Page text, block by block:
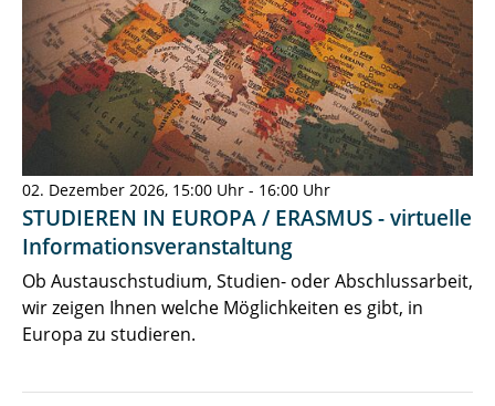
02. Dezember 2026, 15:00 Uhr - 16:00 Uhr
STUDIEREN IN EUROPA / ERASMUS - virtuelle
Informationsveranstaltung
Ob Austauschstudium, Studien- oder Abschlussarbeit,
wir zeigen Ihnen welche Möglichkeiten es gibt, in
Europa zu studieren.